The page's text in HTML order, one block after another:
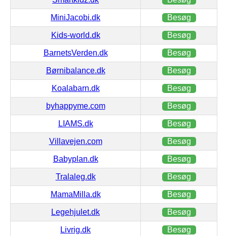
MiniJacobi.dk Besøg
Kids-world.dk Besøg
BarnetsVerden.dk Besøg
Børnibalance.dk Besøg
Koalabarn.dk Besøg
byhappyme.com Besøg
LIAMS.dk Besøg
Villavejen.com Besøg
Babyplan.dk Besøg
Tralaleg.dk Besøg
MamaMilla.dk Besøg
Legehjulet.dk Besøg
Livrig.dk Besøg